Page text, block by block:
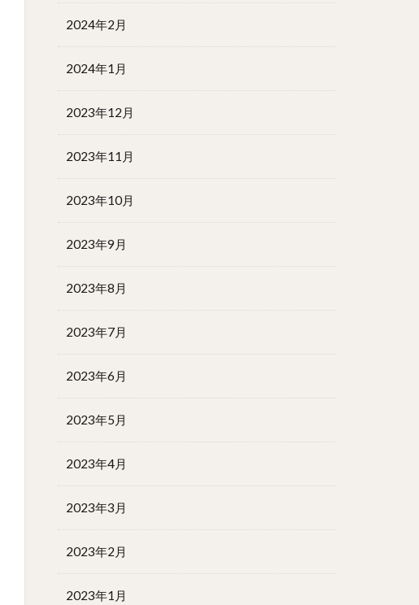
2024年2月
2024年1月
2023年12月
2023年11月
2023年10月
2023年9月
2023年8月
2023年7月
2023年6月
2023年5月
2023年4月
2023年3月
2023年2月
2023年1月